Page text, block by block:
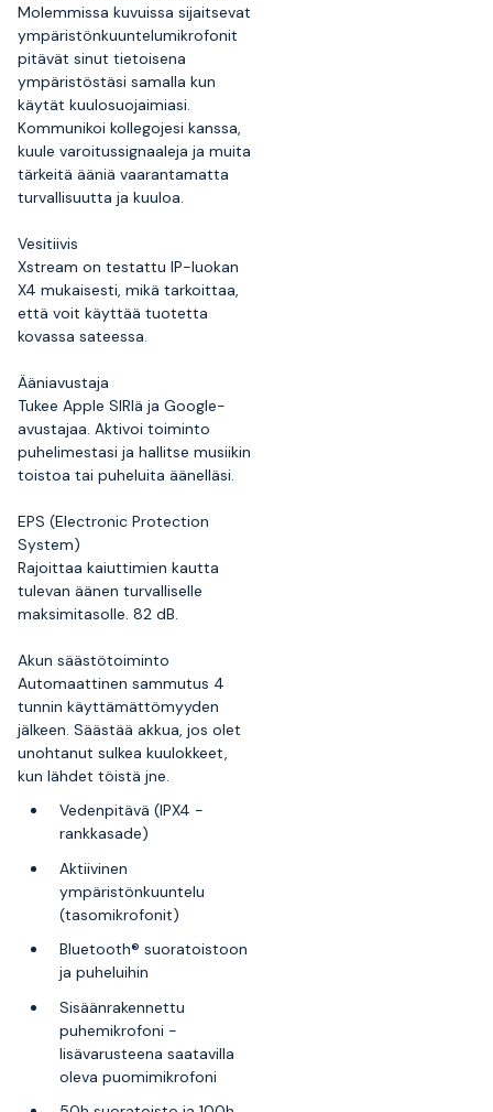
Molemmissa kuvuissa sijaitsevat
ympäristönkuuntelumikrofonit
pitävät sinut tietoisena
ympäristöstäsi samalla kun
käytät kuulosuojaimiasi.
Kommunikoi kollegojesi kanssa,
kuule varoitussignaaleja ja muita
tärkeitä ääniä vaarantamatta
turvallisuutta ja kuuloa.
Vesitiivis
Xstream on testattu IP-luokan
X4 mukaisesti, mikä tarkoittaa,
että voit käyttää tuotetta
kovassa sateessa.
Ääniavustaja
Tukee Apple SIRIä ja Google-
avustajaa. Aktivoi toiminto
puhelimestasi ja hallitse musiikin
toistoa tai puheluita äänelläsi.
EPS (Electronic Protection
System)
Rajoittaa kaiuttimien kautta
tulevan äänen turvalliselle
maksimitasolle. 82 dB.
Akun säästötoiminto
Automaattinen sammutus 4
tunnin käyttämättömyyden
jälkeen. Säästää akkua, jos olet
unohtanut sulkea kuulokkeet,
kun lähdet töistä jne.
Vedenpitävä (IPX4 -
rankkasade)
Aktiivinen
ympäristönkuuntelu
(tasomikrofonit)
Bluetooth® suoratoistoon
ja puheluihin
Sisäänrakennettu
puhemikrofoni -
lisävarusteena saatavilla
oleva puomimikrofoni